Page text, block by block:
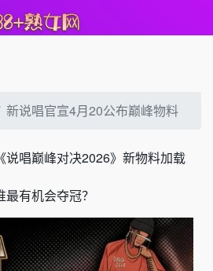
新说唱官宣4月20公布巅峰物料
说唱巅峰对决2026》新物料加载
有机会夺冠？